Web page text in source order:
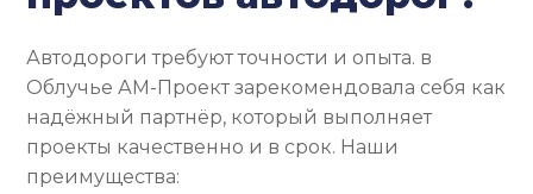
Автодороги требуют точности и опыта. в
Облучье АМ-Проект зарекомендовала себя как
надёжный партнёр, который выполняет
проекты качественно и в срок. Наши
преимущества: